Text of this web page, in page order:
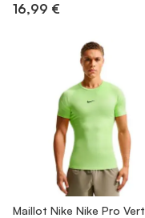
16,99 €
Maillot Nike Nike Pro Vert